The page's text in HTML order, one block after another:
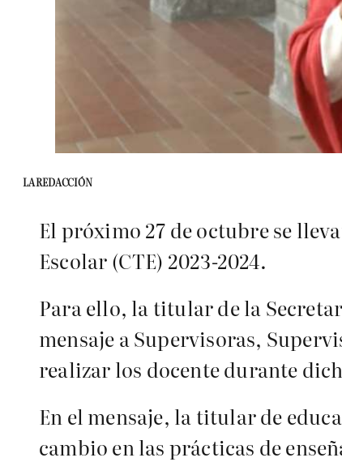
LA REDACCIÓN
El próximo 27 de octubre se
Escolar (CTE) 2023-2024.
Para ello, la titular de la
mensaje a Supervisoras,
realizar los docente durante
En el mensaje, la titular de
cambio en las prácticas de